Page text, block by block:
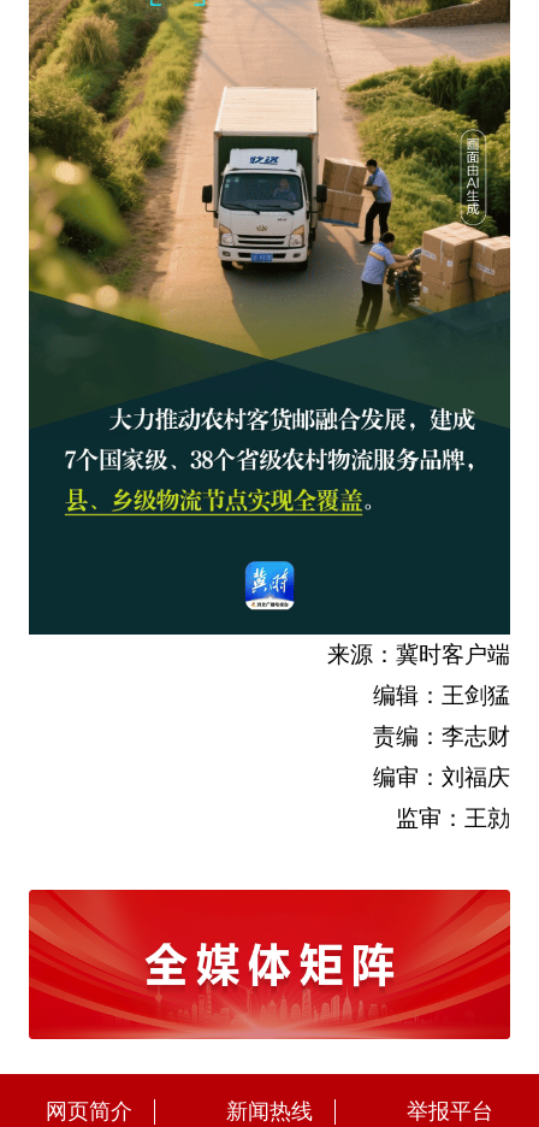
来源：冀时客户端
编辑：王剑猛
责编：李志财
编审：刘福庆
监审：王勍
网页简介 新闻热线 举报平台